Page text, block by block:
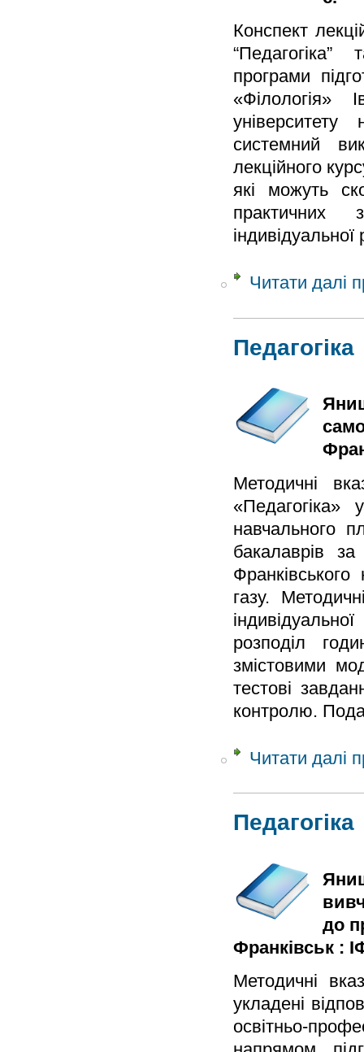
Конспект
“Педагогіка”
програми
«Філологія»
системний
лекційного
які можуть
практичних
індивідуальної
Читати далі
Педагогіка
Методичні
«Педагогіка»
навчального
бакалаврів
Франківського
газу.
розподіл
змістовими
тестові
контролю.
Читати далі
Педагогіка
до
Франківськ :
Методичні
укладені
освітньо-